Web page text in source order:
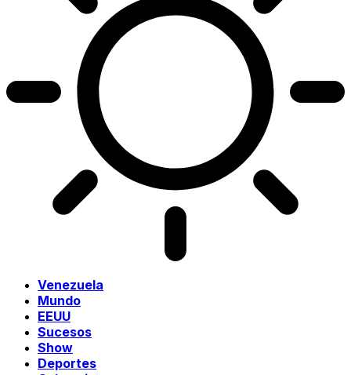
Venezuela
Mundo
EEUU
Sucesos
Show
Deportes